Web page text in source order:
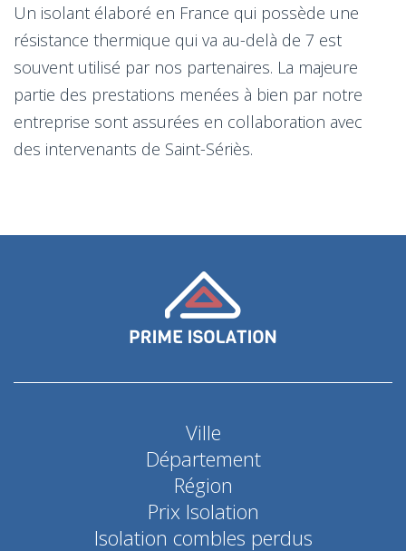
Un isolant élaboré en France qui possède une
résistance thermique qui va au-delà de 7 est
souvent utilisé par nos partenaires. La majeure
partie des prestations menées à bien par notre
entreprise sont assurées en collaboration avec
des intervenants de Saint-Sériès.
Ville
Département
Région
Prix Isolation
Isolation combles perdus